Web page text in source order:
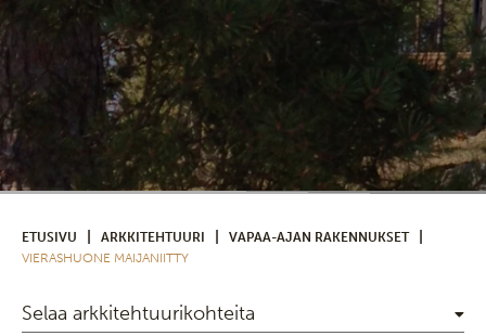
ETUSIVU ARKKITEHTUURI VAPAA-AJAN RAKENNUKSET
VIERASHUONE MAIJANIITTY
Selaa arkkitehtuurikohteita